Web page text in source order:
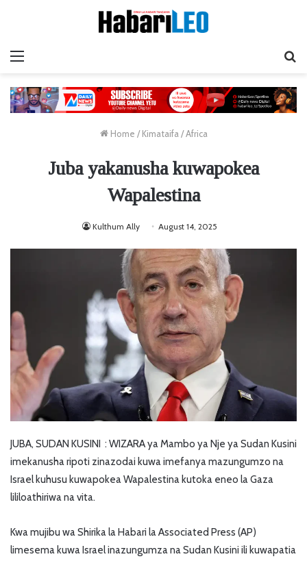
Home / Kimataifa / Africa
Juba yakanusha kuwapokea
Wapalestina
Kulthum Ally August 14, 2025
JUBA, SUDAN KUSINI : WIZARA ya Mambo ya Nje ya Sudan Kusini
imekanusha ripoti zinazodai kuwa imefanya mazungumzo na
Israel kuhusu kuwapokea Wapalestina kutoka eneo la Gaza
lililoathiriwa na vita.
Kwa mujibu wa Shirika la Habari la Associated Press (AP)
limesema kuwa Israel inazungumza na Sudan Kusini ili kuwapatia